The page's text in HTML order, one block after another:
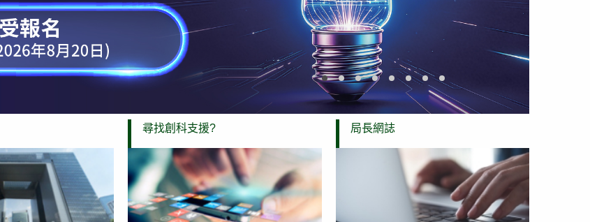
2026「創客中國」國際中小企業創新創業大賽 – 香
目前幻燈片
新田科技城創科產業發展規劃概念綱要
河套深港科技創新合作區香港園區發展綱要
香港促進數據流通及保障數據安全的政策宣
香港創新科技發展藍圖
香港 – 創科的未來
維護國家安全
香港智慧城市
尋找創科支援? 局長網誌